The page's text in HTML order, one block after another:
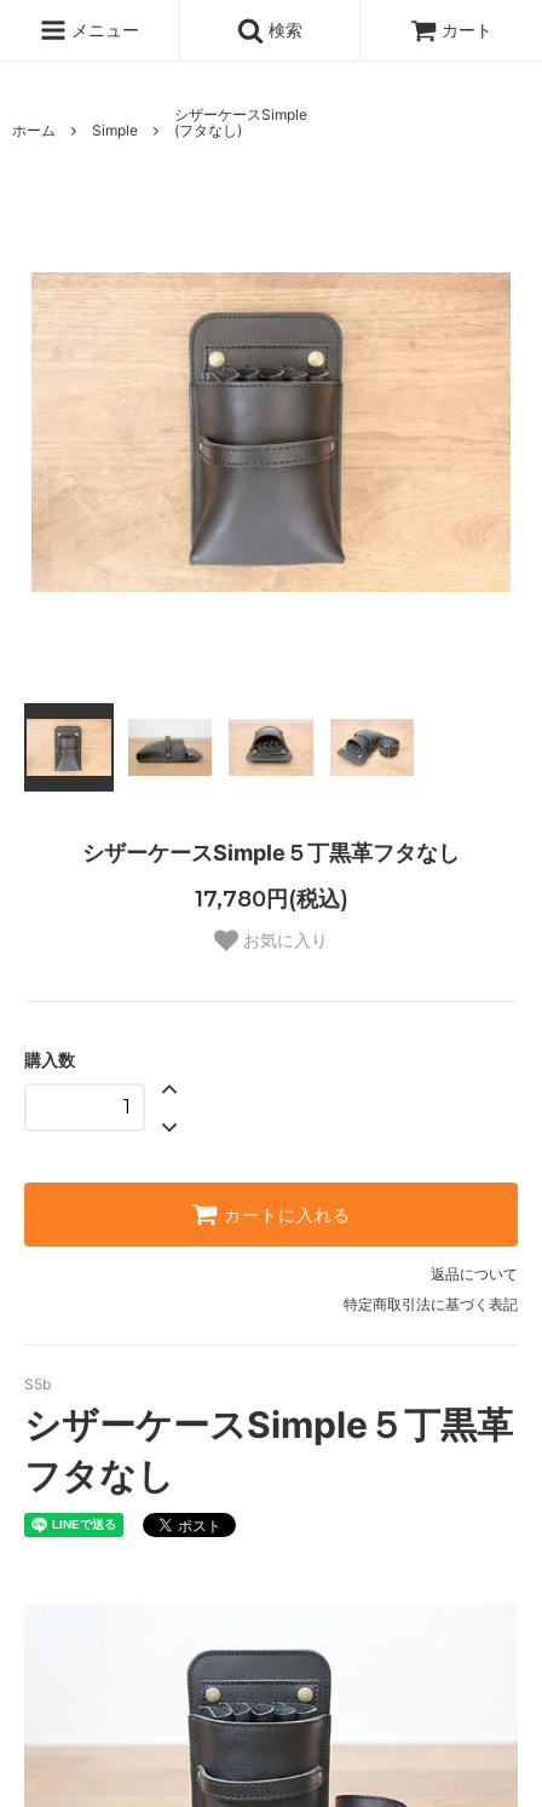
メニュー 検索 カート
ホーム Simple
シザーケースSimple
(フタなし)
シザーケースSimple５丁黒革フタなし
17,780円(税込)
お気に入り
購入数
カートに入れる
返品について
特定商取引法に基づく表記
S5b
シザーケースSimple５丁黒革
フタなし